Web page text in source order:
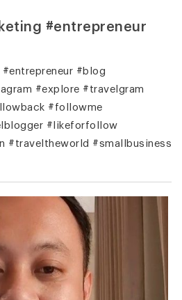
#entrepreneur
#blog
#explore #travelgram
#followme
#likeforfollow
#traveltheworld #smallbusiness